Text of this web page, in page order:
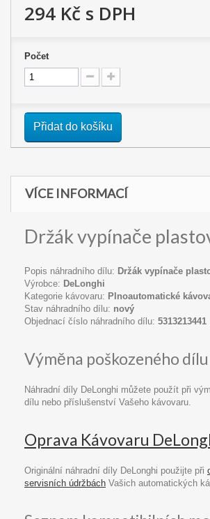
294 Kč s DPH
Počet
Přidat do košíku
VÍCE INFORMACÍ
Držák vypínače
Popis náhradního dílu: Držák vypínače
Výrobce: DeLonghi
Kategorie kávovaru: Plnoautomatické
Stav náhradního dílu: nový
Objednací číslo náhradního dílu: 5313213441
Výměna poškozeného
Náhradní díly DeLonghi můžete použít při
dílu nebo příslušenství Vašeho kávovaru.
Oprava Kávovaru
Originální náhradní díly DeLonghi použijte při
servisních údržbách Vašich automatických